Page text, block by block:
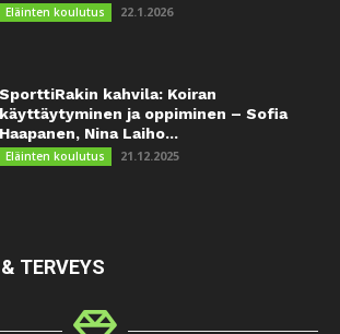
Eläinten koulutus 22.1.2026
SporttiRakin kahvila: Koiran
käyttäytyminen ja oppiminen – Sofia
Haapanen, Nina Laiho...
Eläinten koulutus 21.12.2025
TERVEYS